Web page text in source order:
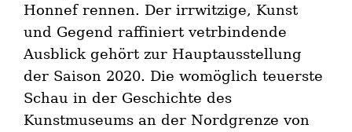
Honnef rennen. Der irrwitzige, Kunst
und Gegend raffiniert vetrbindende
Ausblick gehört zur Hauptausstellung
der Saison 2020. Die womöglich teuerste
Schau in der Geschichte des
Kunstmuseums an der Nordgrenze von